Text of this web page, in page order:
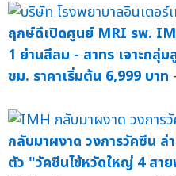
ฤกษ์ดีเปิดศูนย์ MRI รพ.
1 ย่านสีลม - สาทร เจาะกลุ่
ชม. ราคาเริ่มต้น 6,999 บาท
กลับมาผงาด วงการวัคซีน
ตัว "วัคซีนไข้หวัดใหญ่ 4 สา